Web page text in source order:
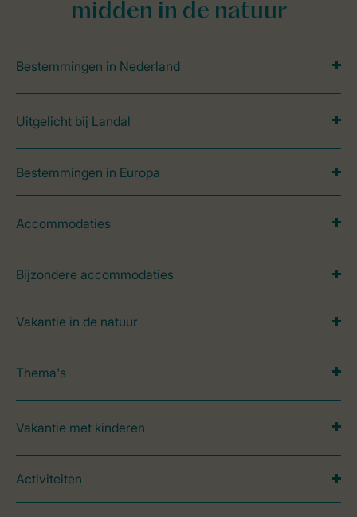
midden in de natuur
Bestemmingen in Nederland
Uitgelicht bij Landal
Bestemmingen in Europa
Accommodaties
Bijzondere accommodaties
Vakantie in de natuur
Thema's
Vakantie met kinderen
Activiteiten